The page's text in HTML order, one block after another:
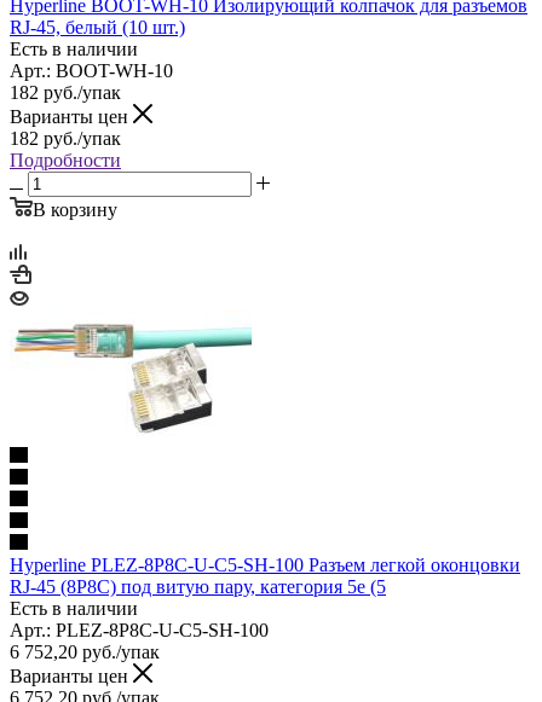
Hyperline BOOT-WH-10 Изолирующий колпачок для разъемов
RJ-45, белый (10 шт.)
Есть в наличии
Арт.: BOOT-WH-10
182 руб./упак
Варианты цен
182 руб./упак
Подробности
В корзину
Hyperline PLEZ-8P8C-U-C5-SH-100 Разъем легкой оконцовки
RJ-45 (8P8C) под витую пару, категория 5e (5
Есть в наличии
Арт.: PLEZ-8P8C-U-C5-SH-100
6 752,20 руб./упак
Варианты цен
6 752,20 руб./упак